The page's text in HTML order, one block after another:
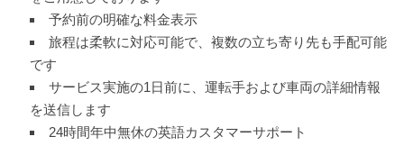
予約前の明確な料金表示
旅程は柔軟に対応可能で、複数の立ち寄り先も手配可能
です
サービス実施の1日前に、運転手および車両の詳細情報
を送信します
24時間年中無休の英語カスタマーサポート